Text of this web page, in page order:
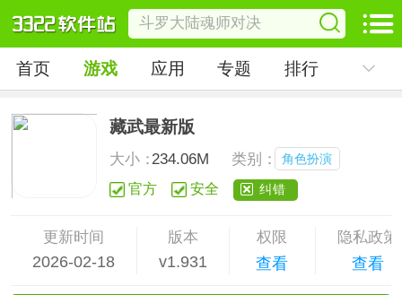
首页 游戏 应用 专题 排行
藏武最新版
大小：234.06M 类别： 角色扮演
官方 安全 纠错
更新时间
2026-02-18
版本
v1.931
权限
查看
隐私政策
查看